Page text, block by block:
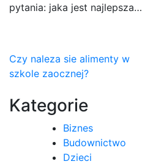
pytania: jaka jest najlepsza…
Nawigacja
wpisu
Czy naleza sie alimenty w
szkole zaocznej?
Kategorie
Biznes
Budownictwo
Dzieci